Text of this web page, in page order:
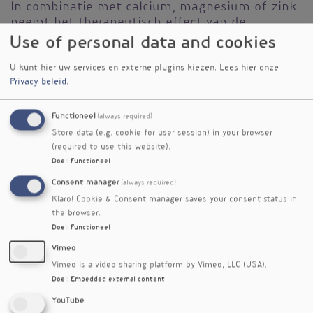
In combinatie met calcium, magnesium of zink
neemt het therapeutisch effect van de
tetracyclines af. De voedingsstoffen zorgen voor
een verminderde absorptie, waardoor de
infectiegevoeligheid toeneemt. De prevalentie
van potentiële interacties was 44,3% bij
calcium, 26,9% bij magnesium en 37,4% bij zink.
Thiaziden
De combinatie met zowel calcium als vitamine
D verhoogt het risico op hypercalciëmie.
Daarnaast ontstaat mogelijk een verstoring van
het evenwicht tussen zuren en basen waardoor
het bloed te basisch wordt (metabole alkalose).
De prevalentie van mogelijke interacties was bij
calcium 53,5% en bij vitamine D 52,1%.
Angiotensine II receptor blokkers
Wanneer gecombineerd met kalium is het risico
verhoogd op hyperkaliëmie. Dat geldt vooral
Use of personal data and cookies
U kunt hier uw services en externe plugins kiezen. Lees hier onze
Privacy beleid.
Functioneel (always required)
Store data (e.g. cookie for user session) in your browser
(required to use this website).
Doel : Functioneel
Consent manager (always required)
Klaro! Cookie & Consent manager saves your consent status in
the browser.
Doel : Functioneel
Vimeo
Vimeo is a video sharing platform by Vimeo, LLC (USA).
Doel : Embedded external content
YouTube